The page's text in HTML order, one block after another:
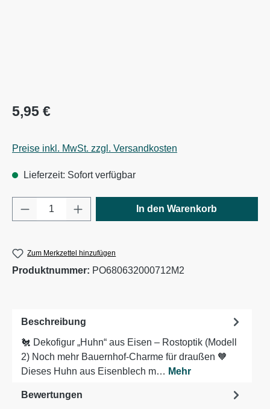
Regulärer Preis:
5,95 €
Preise inkl. MwSt. zzgl. Versandkosten
Lieferzeit: Sofort verfügbar
Produkt Anzahl: Gib den gewünschten
In den Warenkorb
Zum Merkzettel hinzufügen
Produktnummer: PO680632000712M2
Beschreibung
🐔 Dekofigur „Huhn“ aus Eisen – Rostoptik (Modell
2) Noch mehr Bauernhof-Charme für draußen 🧡
Dieses Huhn aus Eisenblech m… Mehr
Bewertungen